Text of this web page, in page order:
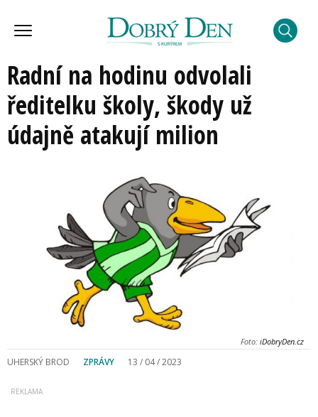
Radní na hodinu odvolali
ředitelku školy, škody už
údajně atakují milion
Foto: iDobryDen.cz
UHERSKÝ BROD ZPRÁVY 13 / 04 / 2023